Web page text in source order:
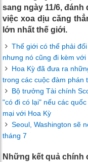
sang ngày 11/6,
việc xoa dịu căng
lớn nhất thế giới.
Thế giới có thể phải
nhưng nó cũng đi kèm với
Hoa Kỳ đã đưa ra
trong các cuộc đàm phán
Bộ trưởng Tài chính
"có đi có lại" nếu các
mại với Hoa Kỳ
Seoul, Washington sẽ
tháng 7
Những kết quả chính